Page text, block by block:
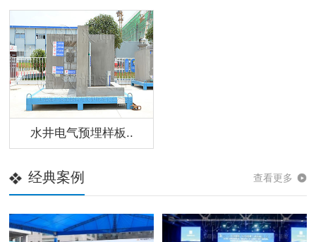
水井电气预埋样板..
查看更多
经典案例